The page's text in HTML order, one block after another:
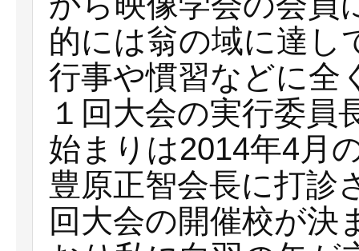
的には翁の域に達し
行事や慣習などに全
１回大会の実行委員
始まりは2014年4月
豊原正智会長に打診
回大会の開催校が決